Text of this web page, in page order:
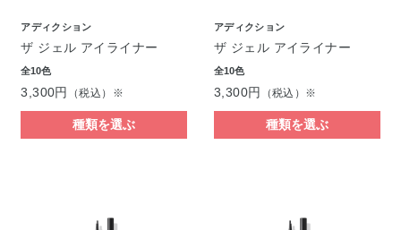
アディクション
ザ ジェル アイライナー
全10色
3,300円 （税込）※
種類を選ぶ
アディクション
ザ ジェル アイライナー
全10色
3,300円 （税込）※
種類を選ぶ